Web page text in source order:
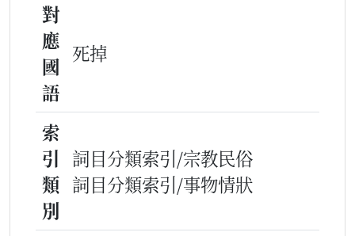
對
應
國
語
死掉
索
引
類
別
詞目分類索引/宗教民俗
詞目分類索引/事物情狀